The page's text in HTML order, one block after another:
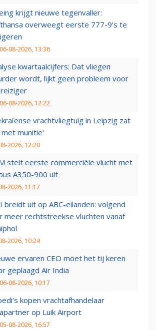
krijgt nieuwe tegenvaller:
overweegt eerste 777-9’s te
06-08-2026, 13:36
kwartaalcijfers: Dat vliegen
wordt, lijkt geen probleem voor
06-08-2026, 12:22
vrachtvliegtuig in Leipzig zat
munitie'
2026, 12:20
stelt eerste commerciële vlucht met
A350-900 uit
2026, 11:17
breidt uit op ABC-eilanden: volgend
meer rechtstreekse vluchten vanaf
2026, 10:24
ervaren CEO moet het tij keren
geplaagd Air India
06-08-2026, 10:17
kopen vrachtafhandelaar
op Luik Airport
05-08-2026, 16:57